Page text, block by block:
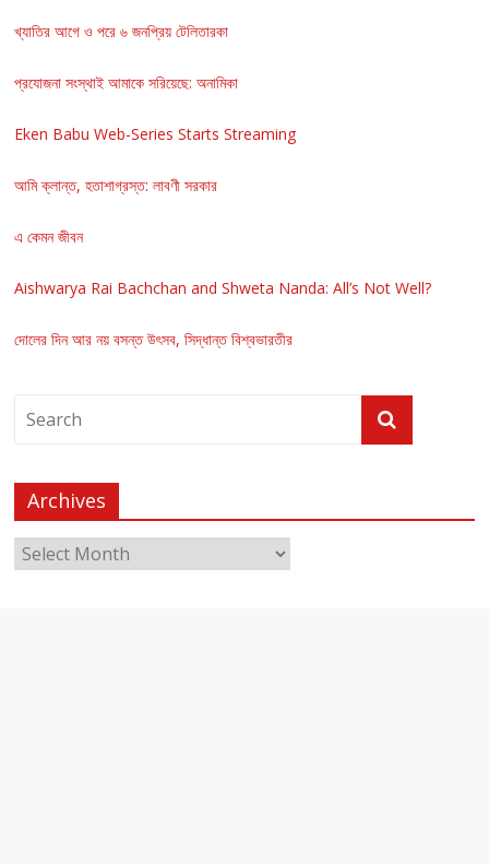
খ্যাতির আগে ও পরে ৬ জনপ্রিয় টেলিতারকা
প্রযোজনা সংস্থাই আমাকে সরিয়েছে: অনামিকা
Eken Babu Web-Series Starts Streaming
আমি ক্লান্ত, হতাশাগ্রস্ত: লাবণী সরকার
এ কেমন জীবন
Aishwarya Rai Bachchan and Shweta Nanda: All’s Not Well?
দোলের দিন আর নয় বসন্ত উৎসব, সিদ্ধান্ত বিশ্বভারতীর
Archives